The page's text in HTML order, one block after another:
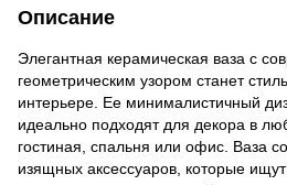
Описание
Элегантная керамическая ваза с
геометрическим узором станет
интерьере. Ее минималистичный
идеально подходят для декора в
гостиная, спальня или офис. Ваза
изящных аксессуаров, которые